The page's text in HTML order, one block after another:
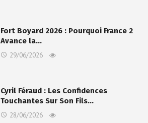
Fort Boyard 2026 : Pourquoi France 2
Avance la…
29/06/2026
Cyril Féraud : Les Confidences
Touchantes Sur Son Fils…
28/06/2026